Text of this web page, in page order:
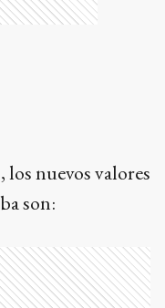
nuevos valores
son: